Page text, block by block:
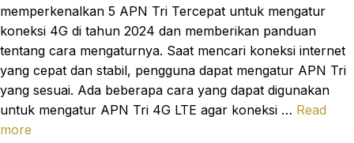
memperkenalkan 5 APN Tri Tercepat untuk mengatur
koneksi 4G di tahun 2024 dan memberikan panduan
tentang cara mengaturnya. Saat mencari koneksi internet
yang cepat dan stabil, pengguna dapat mengatur APN Tri
yang sesuai. Ada beberapa cara yang dapat digunakan
untuk mengatur APN Tri 4G LTE agar koneksi … Read
more